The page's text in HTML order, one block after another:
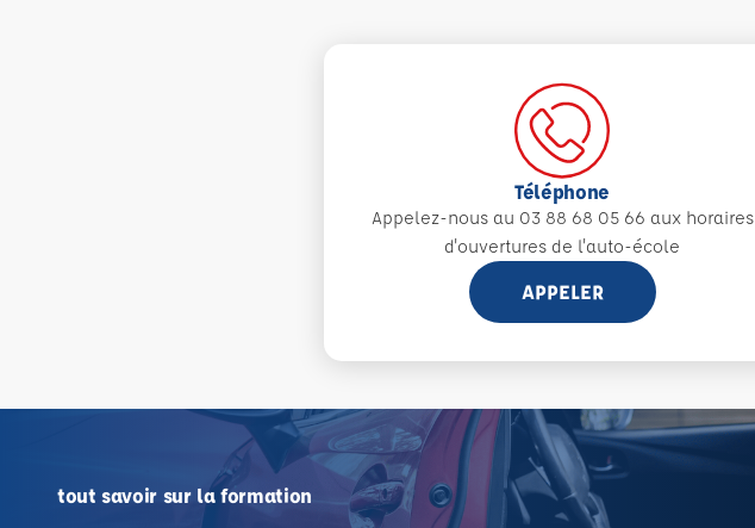
Téléphone
Appelez-nous au 03 88 68 05 66 aux horaires
d'ouvertures de l'auto-école
APPELER
tout savoir sur la formation